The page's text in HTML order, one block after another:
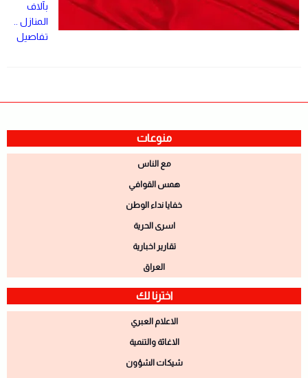
بآلاف
المنازل ..
تفاصيل
منوعات
مع الناس
همس القوافي
خفايا نداء الوطن
اسرى الحرية
تقارير اخبارية
العراق
اخترنا لك
الاعلام العبري
الاغاثة والتنمية
شيكات الشؤون